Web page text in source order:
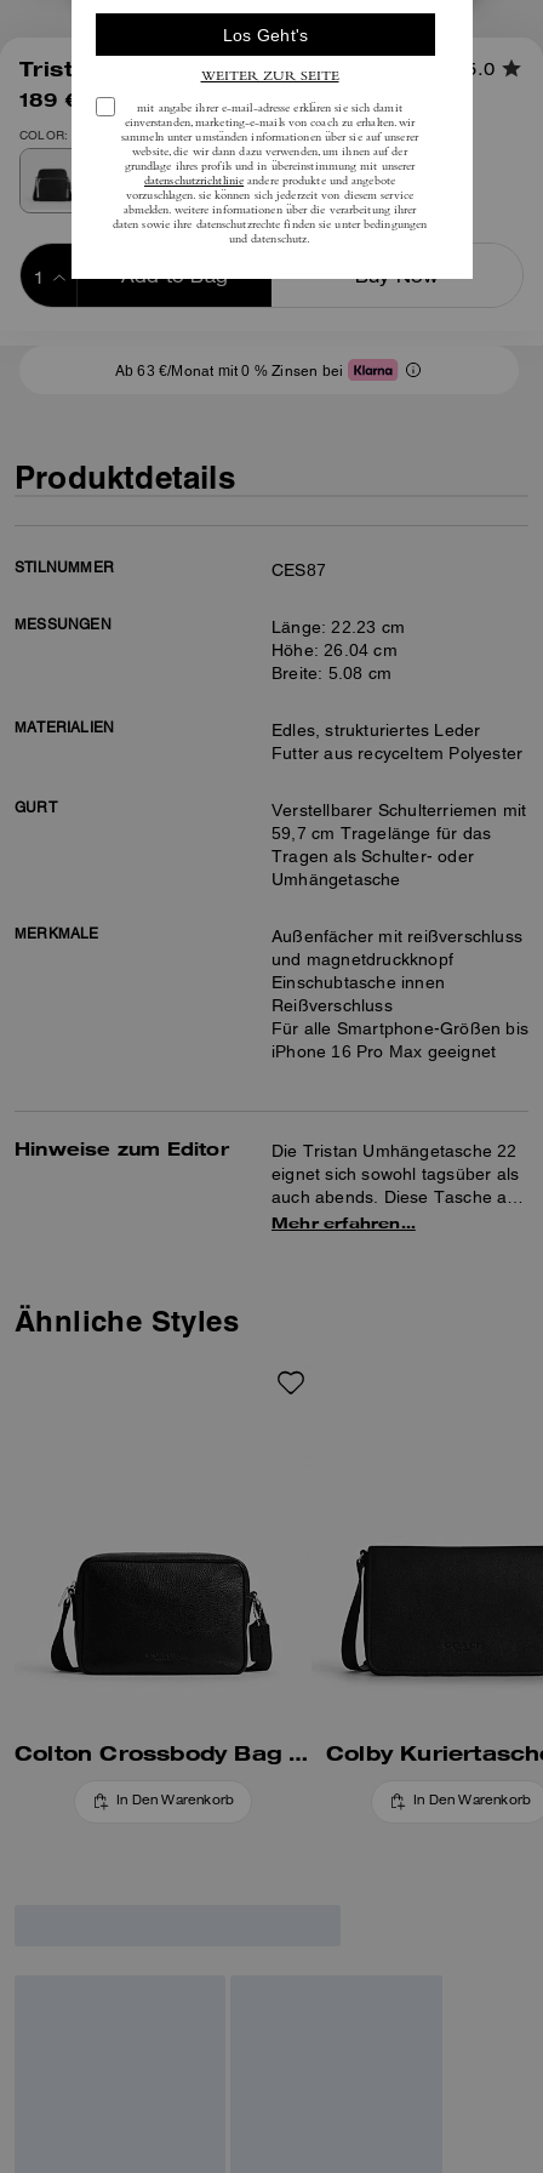
Tristan Crossbody Bag 22 5.0
189 € 295 €
COLOR: Silber/Schwarz
Add to Bag Buy Now
Ab 63 €/Monat mit 0 % Zinsen bei
Produktdetails
STILNUMMER CES87
MESSUNGEN
Länge: 22.23 cm
Höhe: 26.04 cm
Breite: 5.08 cm
MATERIALIEN
Edles, strukturiertes Leder
Futter aus recyceltem Polyester
GURT
Verstellbarer Schulterriemen mit
59,7 cm Tragelänge für das
Tragen als Schulter- oder
Umhängetasche
MERKMALE
Außenfächer mit reißverschluss
und magnetdruckknopf
Einschubtasche innen
Reißverschluss
Für alle Smartphone-Größen bis
iPhone 16 Pro Max geeignet
Hinweise zum Editor
Die Tristan Umhängetasche 22
eignet sich sowohl tagsüber als
auch abends. Diese Tasche aus
edlem, strukturiertem Leder
Schulterriemen ermöglicht
Mehr erfahren…
Ähnliche Styles
Colton Crossbody Bag 25
In Den Warenkorb
Colby
In Den Warenkorb